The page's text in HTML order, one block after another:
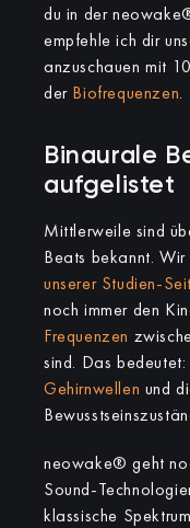
du in der
empfehle ich dir
anzuschauen mit
der Biofrequenzen.
Binaurale
aufgelistet
Mittlerweile sind
Beats bekannt.
unserer Studien-
noch immer den
Frequenzen
sind. Das
Gehirnwellen und
neowake® geht
Sound-
klassische